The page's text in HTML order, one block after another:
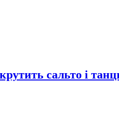
сальто і